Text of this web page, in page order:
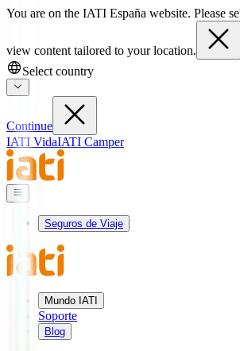
You are on the IATI España website. Please
view content tailored to your location.
Select country
Continue
IATI VidaIATI Camper
Seguros de Viaje
Mundo IATI
Soporte
Blog